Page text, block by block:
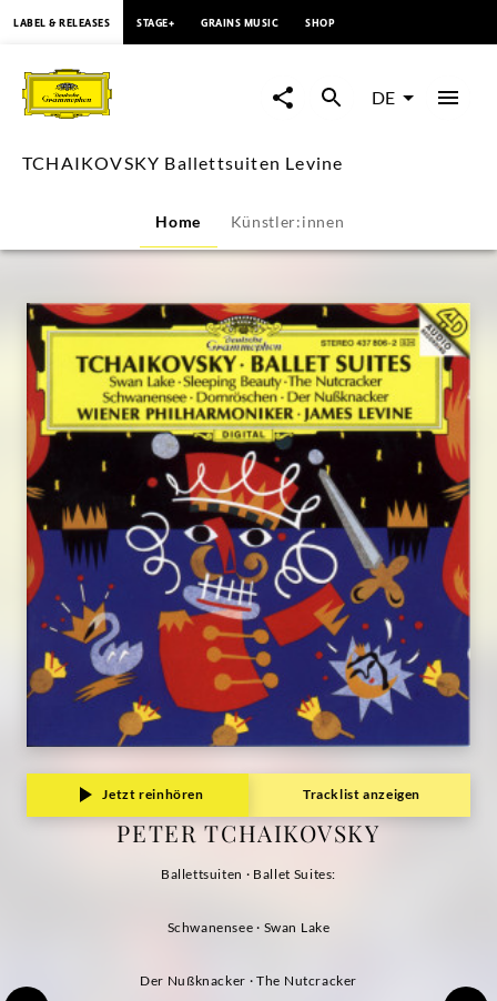
TCHAIKOVSKY
Ballettsuiten
Levine
Deutsche
Grammophon
LABEL & RELEASES STAGE+ GRAINS MUSIC SHOP
DE
TCHAIKOVSKY Ballettsuiten Levine
Home Künstler:innen
Jetzt reinhören Tracklist anzeigen
PETER TCHAIKOVSKY
Ballettsuiten · Ballet Suites:
Schwanensee · Swan Lake
Der Nußknacker · The Nutcracker